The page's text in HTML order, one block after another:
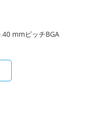
mmピッチBGA